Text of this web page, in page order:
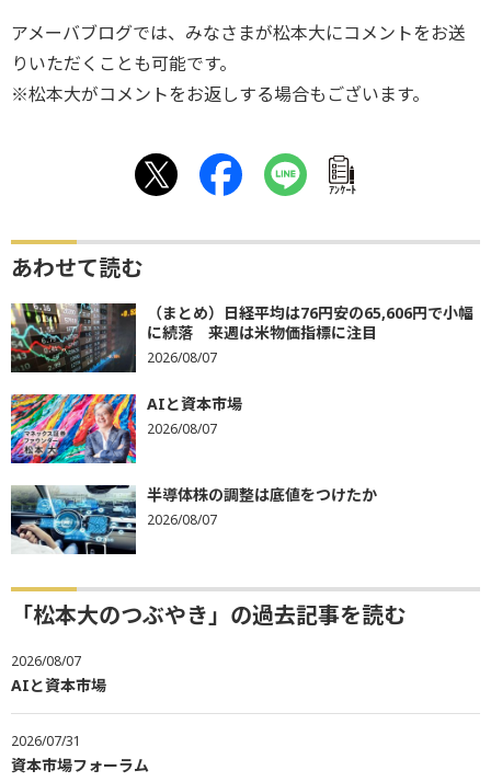
アメーバブログでは、みなさまが松本大にコメントをお送
りいただくことも可能です。
※松本大がコメントをお返しする場合もございます。
ｱﾝｹｰﾄ
あわせて読む
（まとめ）日経平均は76円安の65,606円で小幅
に続落 来週は米物価指標に注目
2026/08/07
AIと資本市場
2026/08/07
半導体株の調整は底値をつけたか
2026/08/07
「松本大のつぶやき」の過去記事を読む
2026/08/07
AIと資本市場
2026/07/31
資本市場フォーラム